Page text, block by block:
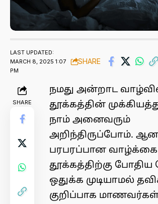
LAST UPDATED:
MARCH 8, 2025 1:07
PM
SHARE
SHARE
நமது அன்றாட
தூக்கத்தின்
நாம் அனைவரும்
அறிந்திருப்போம்.
பரபரப்பான வாழ்க்கை
தூக்கத்திற்கு போதிய
ஒதுக்க முடியாமல்
குறிப்பாக